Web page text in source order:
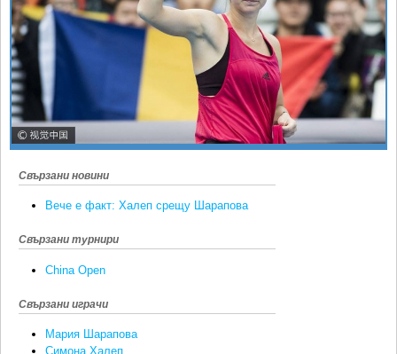
КЛУБОВЕ
БЛОГ
ЖЪЛТО
Спорт&Фитнес
Други
Любители
Свързани новини
Вече е факт: Халеп срещу Шарапова
Свързани турнири
China Open
Свързани играчи
Мария Шарапова
Симона Халеп